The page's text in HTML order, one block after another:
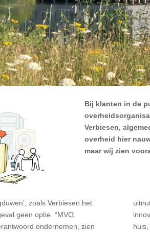
Bij klanten in de
Verbiesen,
overheid hier
maar wij zien
zoals Verbiesen het
geen optie. “MVO,
ondernemen, zien